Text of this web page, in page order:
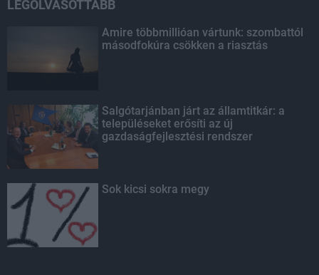
LEGOLVASOTTABB
Amire többmillióan vártunk: szombattól
másodfokúra csökken a riasztás
Salgótarjánban járt az államtitkár: a
településeket erősíti az új
gazdaságfejlesztési rendszer
Sok kicsi sokra megy